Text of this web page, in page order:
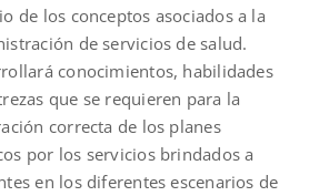
de los conceptos asociados a la
de servicios de salud.
conocimientos, habilidades
que se requieren para la
correcta de los planes
por los servicios brindados a
en los diferentes escenarios de